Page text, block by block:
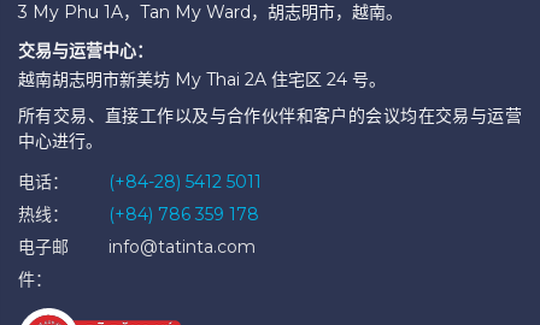
3 My Phu 1A，Tan My Ward，胡志明市，越南。
交易与运营中心：
越南胡志明市新美坊 My Thai 2A 住宅区 24 号。
所有交易、直接工作以及与合作伙伴和客户的会议均在交易与运营
中心进行。
电话：
(+84-28) 5412 5011
热线：
(+84) 786 359 178
电子邮
件：
info@tatinta.com